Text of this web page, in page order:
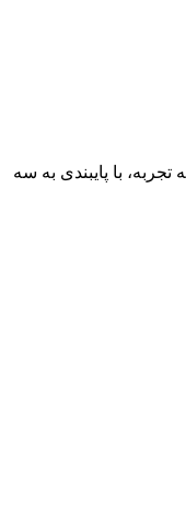
با پایبندی به سه